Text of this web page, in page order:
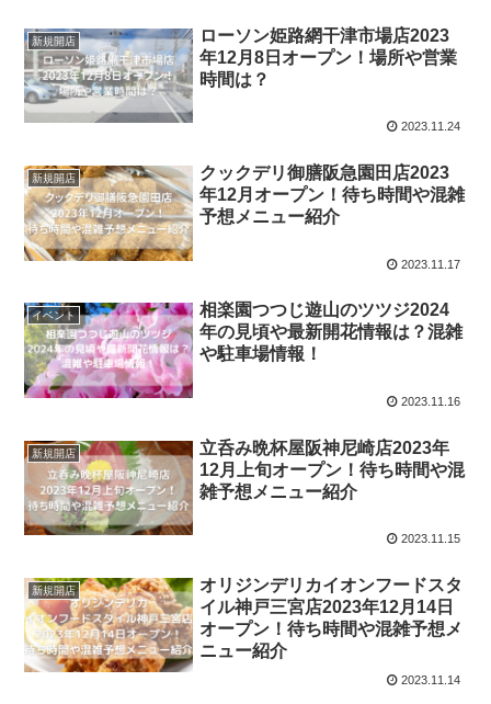
新規開店
ローソン姫路網干津市場店2023
年12月8日オープン！場所や営業
時間は？
2023.11.24
新規開店
クックデリ御膳阪急園田店2023
年12月オープン！待ち時間や混雑
予想メニュー紹介
2023.11.17
イベント
相楽園つつじ遊山のツツジ2024
年の見頃や最新開花情報は？混雑
や駐車場情報！
2023.11.16
新規開店
立呑み晩杯屋阪神尼崎店2023年
12月上旬オープン！待ち時間や混
雑予想メニュー紹介
2023.11.15
新規開店
オリジンデリカイオンフードスタ
イル神戸三宮店2023年12月14日
オープン！待ち時間や混雑予想メ
ニュー紹介
2023.11.14